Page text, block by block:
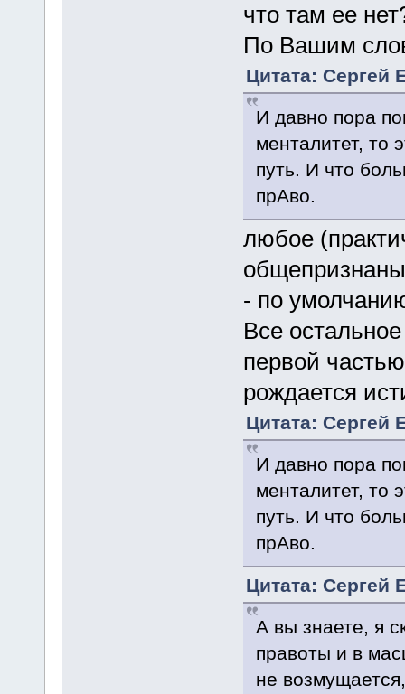
что там ее
По Вашим
Цитата: Сергей
И давно пора
менталитет, то
путь. И что
прАво.
любое
- по
Все
первой
рождается
Цитата: Сергей
И давно пора
менталитет, то
путь. И что
прАво.
Цитата: Сергей
А вы знаете, я
правоты и в
не